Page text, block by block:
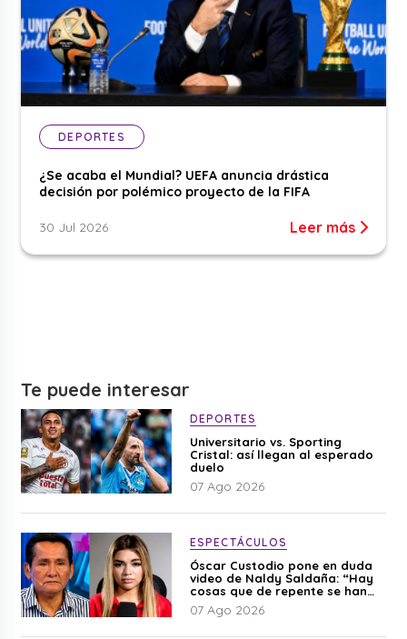
DEPORTES
¿Se acaba el Mundial? UEFA anuncia drástica
decisión por polémico proyecto de la FIFA
30 Jul 2026 Leer más
Te puede interesar
DEPORTES
Universitario vs. Sporting
Cristal: así llegan al esperado
duelo
07 Ago 2026
ESPECTÁCULOS
Óscar Custodio pone en duda
video de Naldy Saldaña: “Hay
cosas que de repente se han
editado”
07 Ago 2026